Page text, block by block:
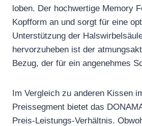
loben. Der hochwertige Memory
Kopfform an und sorgt für eine
Unterstützung der
hervorzuheben ist der
Bezug, der für ein angenehmes
Im Vergleich zu anderen Kissen
Preissegment bietet das
Preis-Leistungs-Verhältnis.